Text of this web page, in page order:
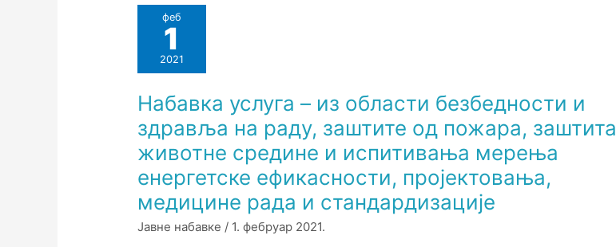
феб
1
2021
Набавка услуга – из области безбедности и
здравља на раду, заштите од пожара, заштита
животне средине и испитивања мерења
енергетске ефикасности, пројектовања,
медицине рада и стандардизације
Јавне набавке / 1. фебруар 2021.